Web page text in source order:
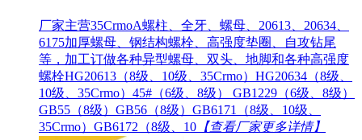
厂家主营35CrmoA螺柱、全牙、螺母、20613、20634、
6175加厚螺母、钢结构螺栓、高强度垫圈、自攻钻尾
等，加工订做各种异型螺母、双头、地脚和各种高强度
螺栓HG20613（8级、10级、35Crmo）HG20634（8级、
10级、35Crmo）45#（6级、8级） GB1229（6级、8级）
GB55（8级）GB56（8级）GB6171（8级、10级、
35Crmo）GB6172（8级、10 【查看厂家更多详情】